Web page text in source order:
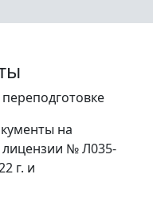
на
№ Л035-
г. и